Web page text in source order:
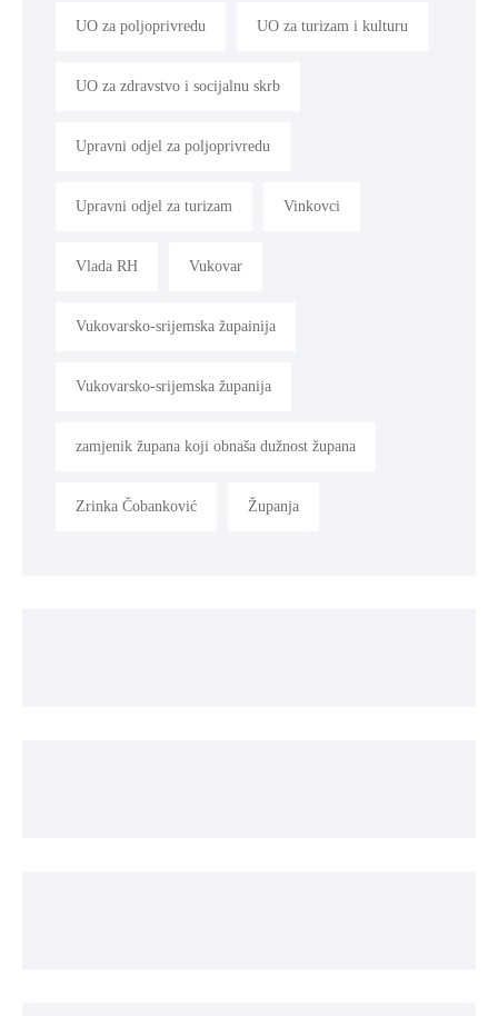
UO za poljoprivredu UO za turizam i kulturu
UO za zdravstvo i socijalnu skrb
Upravni odjel za poljoprivredu
Upravni odjel za turizam Vinkovci
Vlada RH Vukovar
Vukovarsko-srijemska župainija
Vukovarsko-srijemska županija
zamjenik župana koji obnaša dužnost župana
Zrinka Čobanković Županja